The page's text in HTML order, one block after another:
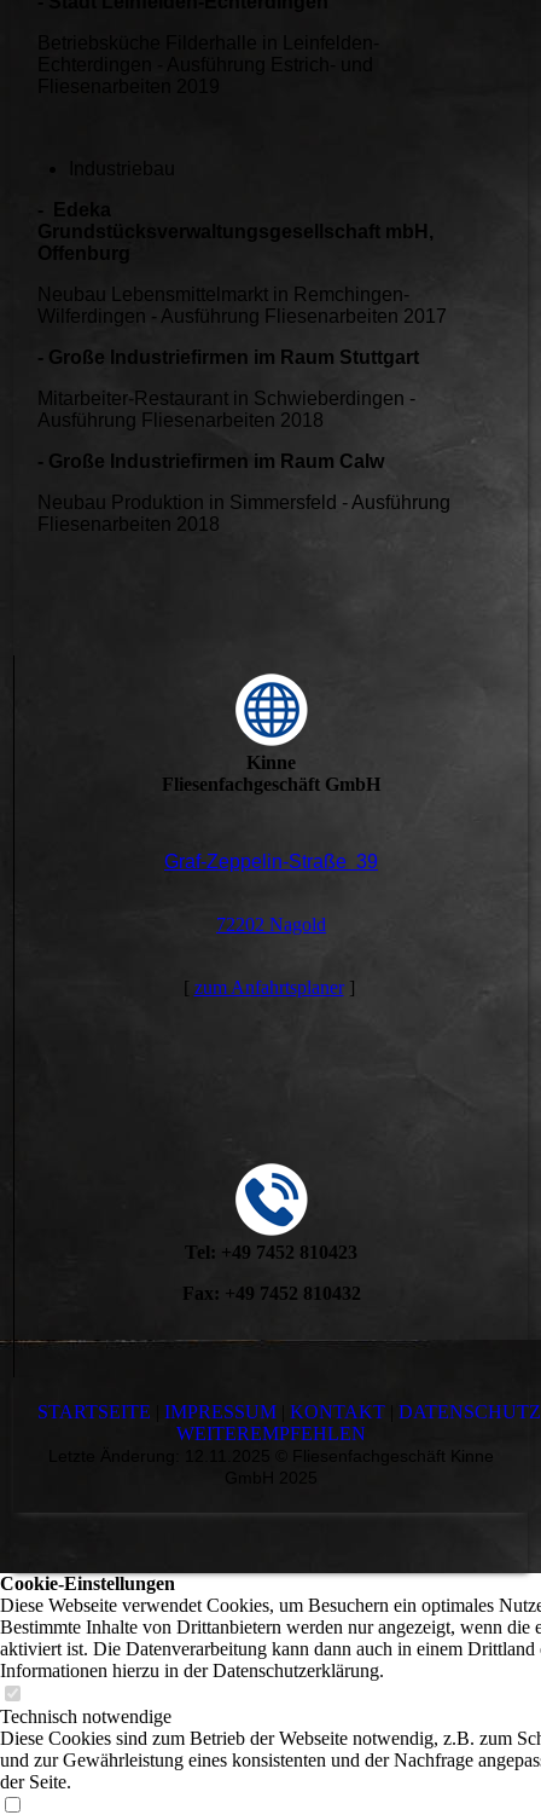
Betriebsküche Filderhalle in Leinfelden-
- Edeka
Grundstücksverwaltungsgesellschaft mbH,
Offenburg
Neubau Lebensmittelmarkt in Remchingen-
Wilferdingen - Ausführung Fliesenarbeiten 2017
- Große Industriefirmen im Raum Stuttgart
Mitarbeiter-Restaurant in Schwieberdingen -
Ausführung Fliesenarbeiten 2018
- Große Industriefirmen im Raum Calw
Neubau Produktion in Simmersfeld - Ausführung
Fliesenarbeiten 2018
Kinne
Fliesenfachgeschäft GmbH
Graf-Zeppelin-Straße 39
72202 Nagold
[ zum Anfahrtsplaner]
Tel: +49 7452 810423
Fax: +49 7452 810432
STARTSEITE |IMPRESSUM |KONTAKT |
WEITEREMPFEHLEN
Letzte Änderung: 12.11.2025 © Fliesenfachgeschäft Kinne
Cookie-Einstellungen
Diese Webseite verwendet Cookies, um Besuchern ein optimales
Bestimmte Inhalte von Drittanbietern werden nur angezeigt, wenn die
aktiviert ist. Die Datenverarbeitung kann dann auch in einem Drittland
Informationen hierzu in der Datenschutzerklärung.
Technisch notwendige
Diese Cookies sind zum Betrieb der Webseite notwendig, z.B. zum
und zur Gewährleistung eines konsistenten und der Nachfrage
der Seite.